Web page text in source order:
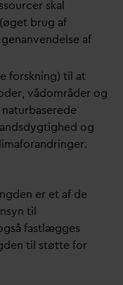
skal
brug af
af
forskning) til at
vådområder og
og
er et af de
til
fastlægges
til støtte for